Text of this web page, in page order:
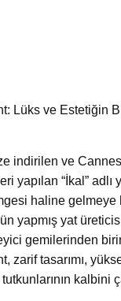
Lüks ve Estetiğin
indirilen ve Cannes
yapılan “İkal” adlı
haline gelmeye
yapmış yat
gemilerinden
zarif tasarımı,
kalbini